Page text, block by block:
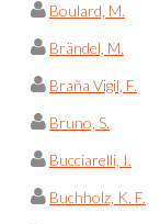
Boulard, M.
Brändel, M.
Braña Vigil, F.
Bruno, S.
Bucciarelli, I.
Buchholz, K. F.